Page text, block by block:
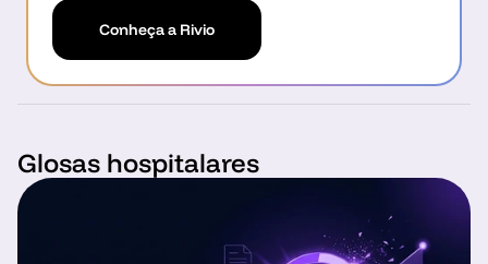
Conheça a Rivio
Glosas hospitalares